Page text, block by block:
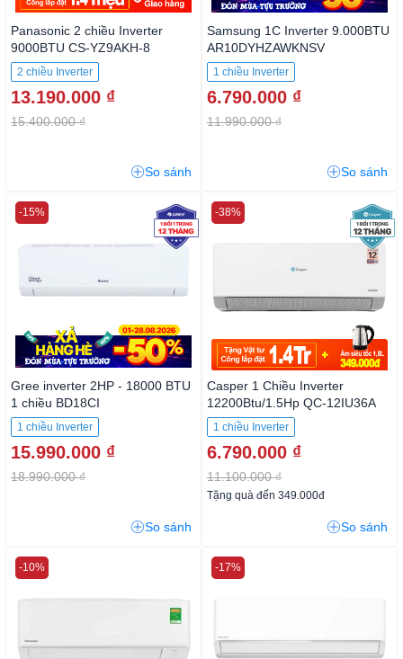
Panasonic 2 chiều Inverter
9000BTU CS-YZ9AKH-8
2 chiều Inverter
13.190.000 ₫
15.400.000 ₫
So sánh
Samsung 1C Inverter 9.000BTU
AR10DYHZAWKNSV
1 chiều Inverter
6.790.000 ₫
11.990.000 ₫
So sánh
Gree inverter 2HP - 18000 BTU
1 chiều BD18CI
1 chiều Inverter
15.990.000 ₫
18.990.000 ₫
-15%
So sánh
Casper 1 Chiều Inverter
12200Btu/1.5Hp QC-12IU36A
1 chiều Inverter
6.790.000 ₫
11.100.000 ₫
-38%
Tặng quà đến 349.000đ
So sánh
-10% -17%